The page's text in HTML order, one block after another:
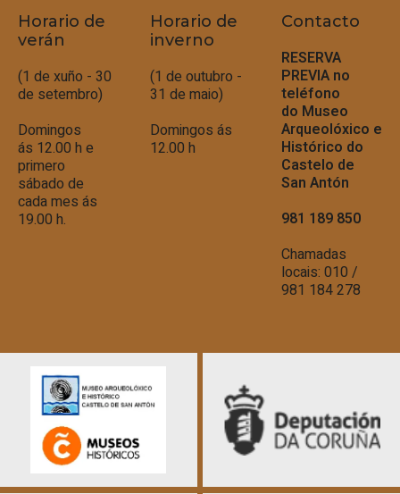
Horario de
verán
(1 de xuño - 30
de setembro)
Domingos
ás 12.00 h e
primero
sábado de
cada mes ás
19.00 h.
Horario de
inverno
(1 de outubro -
31 de maio)
Domingos ás
12.00 h
Contacto
RESERVA
PREVIA no
teléfono
do Museo
Arqueolóxico e
Histórico do
Castelo de
San Antón
981 189 850
Chamadas
locais: 010 /
981 184 278